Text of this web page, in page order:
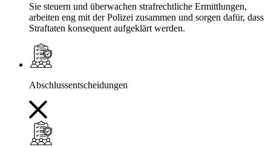
Sie steuern und überwachen strafrechtliche Ermittlungen,
arbeiten eng mit der Polizei zusammen und sorgen dafür, dass
Straftaten konsequent aufgeklärt werden.
Abschlussentscheidungen